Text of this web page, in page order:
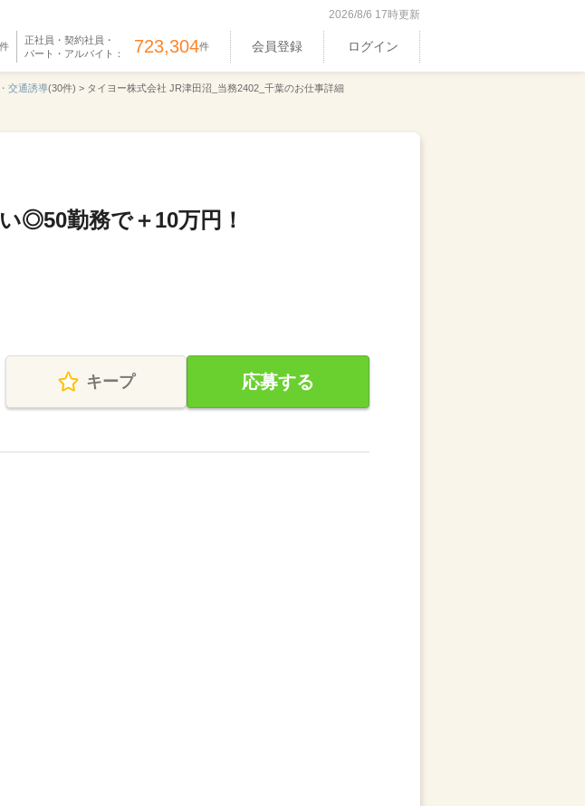
2026/8/6 17時更新
件
正社員・契約社員・
パート・アルバイト： 723,304件 会員登録 ログイン
交通誘導(30件) > タイヨー株式会社 JR津田沼_当務2402_千葉のお仕事詳細
◎50勤務で＋10万円！
キープ 応募する